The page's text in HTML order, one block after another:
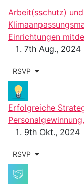
Arbeit(sschutz)
Einrichtungen
7th Aug., 2024
RSVP
Erfolgreiche
9th Okt., 2024
RSVP